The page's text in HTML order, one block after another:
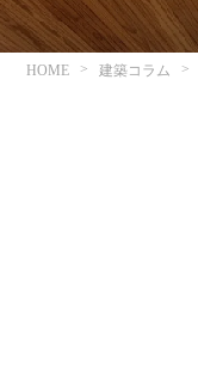
HOME 建築コラム